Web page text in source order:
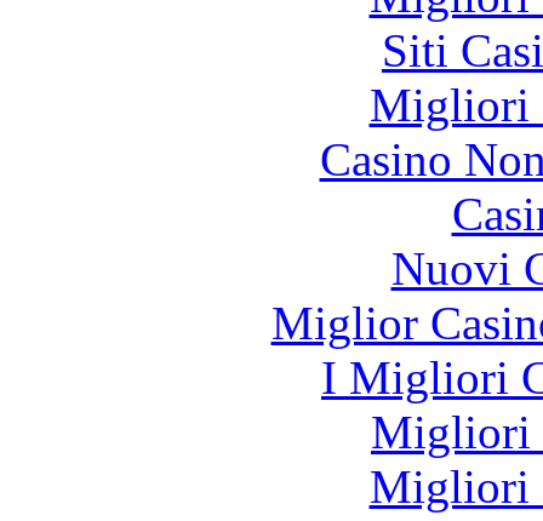
Siti
Migliori
Casino
Nuovi
Miglior
I Migliori
Migliori
Migliori